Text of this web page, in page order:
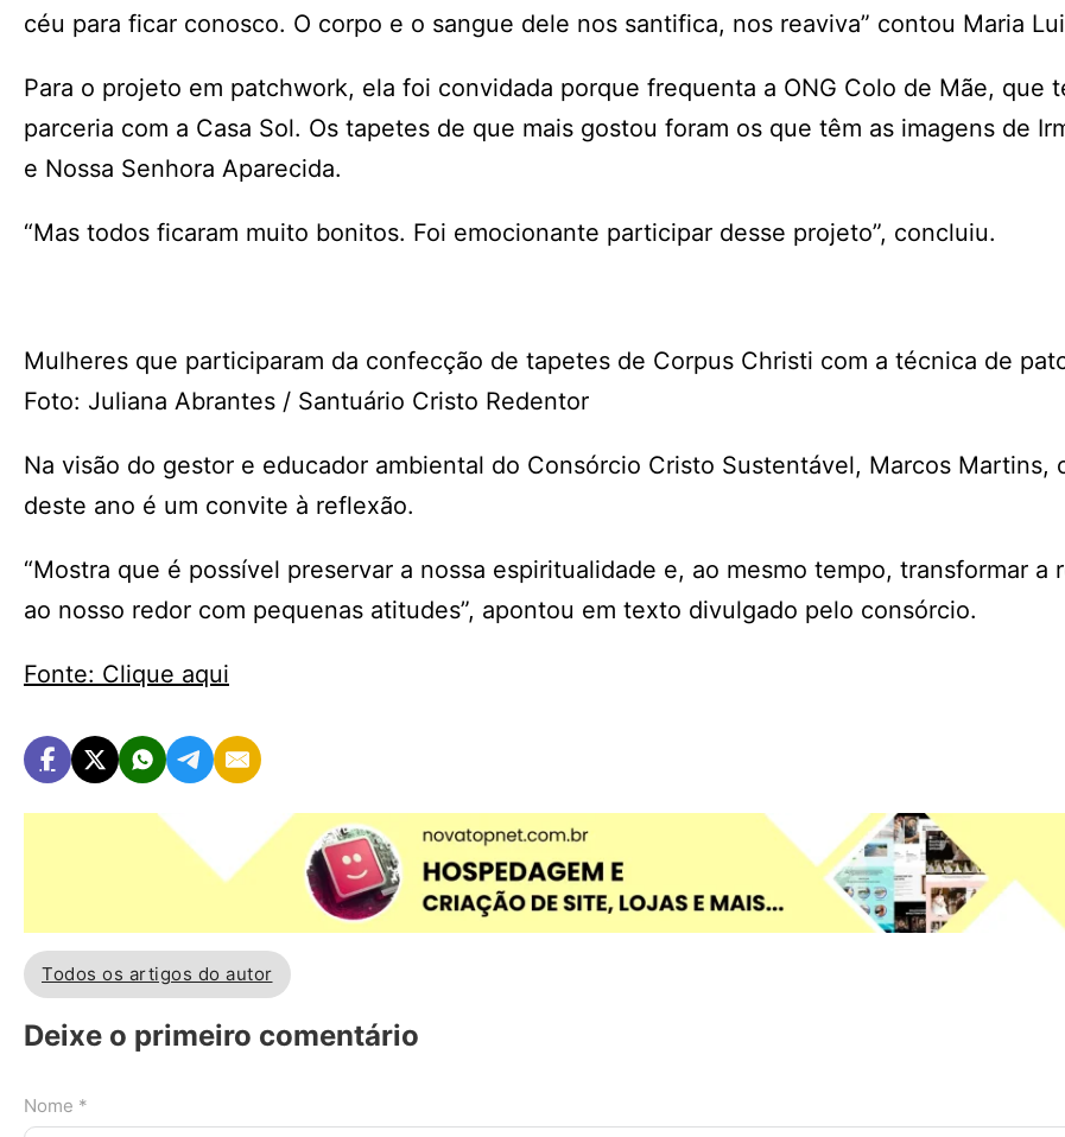
céu para ficar conosco. O corpo e o sangue dele nos santifica, nos reaviva” contou Maria
Para o projeto em patchwork, ela foi convidada porque frequenta a ONG Colo de Mãe, que
parceria com a Casa Sol. Os tapetes de que mais gostou foram os que têm as imagens de
e Nossa Senhora Aparecida.
“Mas todos ficaram muito bonitos. Foi emocionante participar desse projeto”, concluiu.
Mulheres que participaram da confecção de tapetes de Corpus Christi com a técnica de
Foto: Juliana Abrantes / Santuário Cristo Redentor
Na visão do gestor e educador ambiental do Consórcio Cristo Sustentável, Marcos Martins,
deste ano é um convite à reflexão.
“Mostra que é possível preservar a nossa espiritualidade e, ao mesmo tempo, transformar a
ao nosso redor com pequenas atitudes”, apontou em texto divulgado pelo consórcio.
Fonte: Clique aqui
Todos os artigos do autor
Deixe o primeiro comentário
Nome *